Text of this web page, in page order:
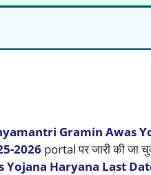
Gramin Awas
2026portal पर जारी की जा
Haryana Last